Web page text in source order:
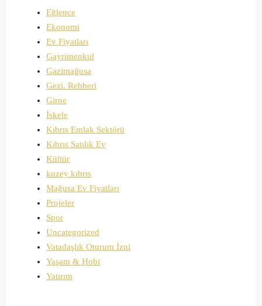
Eğlence
Ekonomi
Ev Fiyatları
Gayrimenkul
Gazimağusa
Gezi. Rehberi
Girne
İskele
Kıbrıs Emlak Sektörü
Kıbrıs Satılık Ev
Kültür
kuzey kıbrıs
Mağusa Ev Fiyatları
Projeler
Spor
Uncategorized
Vatadaşlık Oturum İzni
Yaşam & Hobi
Yatırım